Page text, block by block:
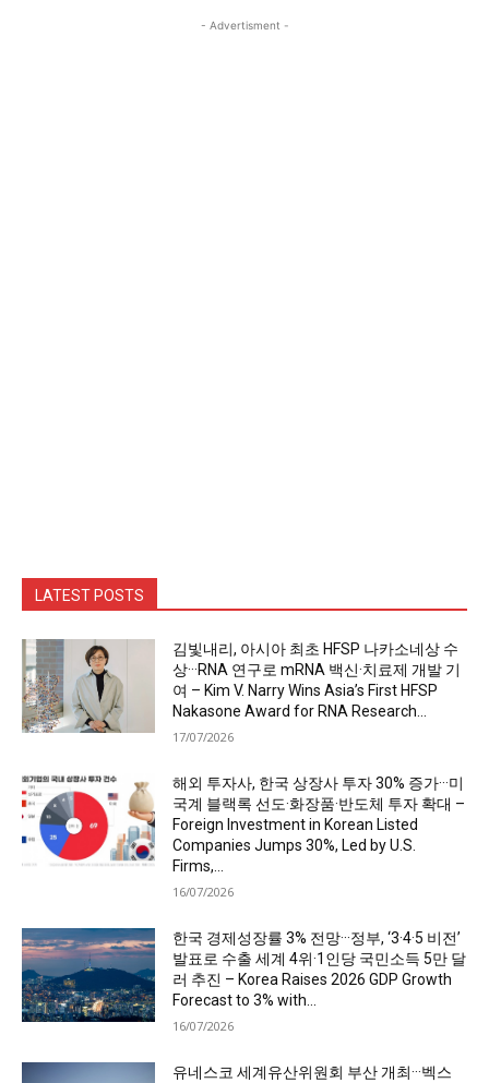
- Advertisment -
LATEST POSTS
김빛내리, 아시아 최초 HFSP 나카소네상 수
상···RNA 연구로 mRNA 백신·치료제 개발 기
여 – Kim V. Narry Wins Asia’s First HFSP
Nakasone Award for RNA Research...
17/07/2026
해외 투자사, 한국 상장사 투자 30% 증가···미
국계 블랙록 선도·화장품·반도체 투자 확대 –
Foreign Investment in Korean Listed
Companies Jumps 30%, Led by U.S.
Firms,...
16/07/2026
한국 경제성장률 3% 전망···정부, ‘3·4·5 비전’
발표로 수출 세계 4위·1인당 국민소득 5만 달
러 추진 – Korea Raises 2026 GDP Growth
Forecast to 3% with...
16/07/2026
유네스코 세계유산위원회 부산 개최···벡스